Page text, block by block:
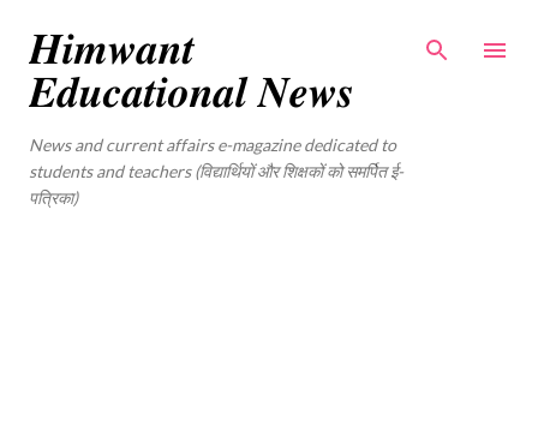
𝑯𝒊𝒎𝒘𝒂𝒏𝒕
𝑬𝒅𝒖𝒄𝒂𝒕𝒊𝒐𝒏𝒂𝒍 𝑵𝒆𝒘𝒔
News and current affairs e-magazine dedicated to
students and teachers (विद्यार्थियों और शिक्षकों को समर्पित ई-
पत्रिका)